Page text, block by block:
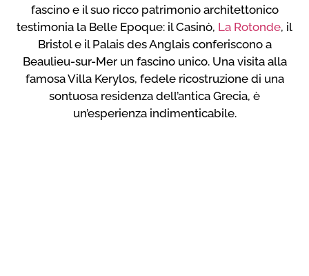
fascino e il suo ricco patrimonio architettonico
testimonia la Belle Epoque: il Casinò, La Rotonde, il
Bristol e il Palais des Anglais conferiscono a
Beaulieu-sur-Mer un fascino unico. Una visita alla
famosa Villa Kerylos, fedele ricostruzione di una
sontuosa residenza dell’antica Grecia, è
un’esperienza indimenticabile.